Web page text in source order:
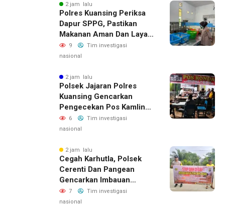
2 jam lalu
Polres Kuansing Periksa
Dapur SPPG, Pastikan
Makanan Aman Dan Layak
Dikonsumsi
9
Tim investigasi
nasional
2 jam lalu
Polsek Jajaran Polres
Kuansing Gencarkan
Pengecekan Pos Kamling,
Kapolres Ajak Warga Aktif
Jaga Keamanan
6
Tim investigasi
nasional
2 jam lalu
Cegah Karhutla, Polsek
Cerenti Dan Pangean
Gencarkan Imbauan
Kepada Masyarakat
7
Tim investigasi
nasional